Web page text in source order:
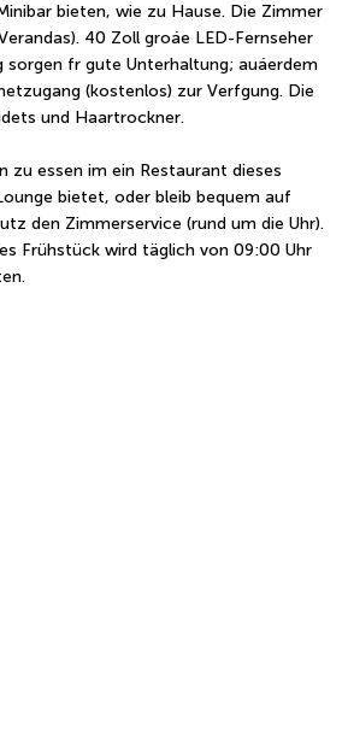
bieten, wie zu Hause. Die Zimmer
40 Zoll groáe LED-Fernseher
fr gute Unterhaltung; auáerdem
(kostenlos) zur Verfgung. Die
und Haartrockner.
zu essen im ein Restaurant dieses
bietet, oder bleib bequem auf
den Zimmerservice (rund um die Uhr).
Frühstück wird täglich von 09:00 Uhr